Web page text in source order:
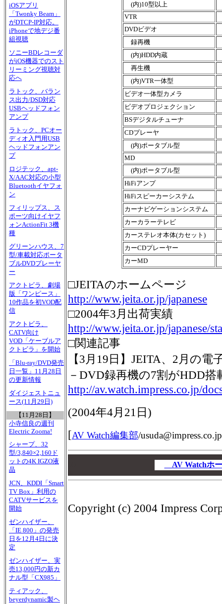
iOSアプリ
「Twonky Beam」
がDTCP-IP対応。
iPhoneで地デジ番
組視聴
ソニーBDレコーダ
がiOS機器でのスト
リーミング視聴対
応へ
ラトック、バラン
ス出力/DSD対応
USBヘッドフォン
アンプ
ラトック、PCオー
ディオ入門用USB
ヘッドフォンアン
プ
ロジテック、apt-
X/AAC対応の小型
Bluetoothイヤフォ
ン
フィリップス、ス
ポーツ向けイヤフ
ォンActionFit 3機
種
グリーンハウス、7
型/車載対応ポータ
ブルDVDプレーヤ
ー
アクトビラ、劇場
版「ワンピース」
10作品を初VOD配
信
アクトビラ、
CATV向け
VOD「ケーブルア
クトビラ」を開始
「Blu-ray/DVD発売
日一覧」11月28日
の更新情報
ダイジェストニュ
ース(11月29日)
【11月28日】
小寺信良の週刊
Electric Zooma!
シャープ、32
型/3,840×2,160ド
ットの4K IGZO液
晶
JCN、KDDI「Smart
TV Box」利用の
CATVサービスを
開始
ゼンハイザー、
「IE 800」の発売
日を12月4日に決
定
ゼンハイザー、実
売13,000円の新カ
ナル型「CX985」
ティアック、
beyerdynamic製ヘ
(内)10型以上
VTR
DVDビデオ
録再機
(内)HDD内蔵
再生機
(内)VTR一体型
ビデオ一体型カメラ
ビデオプロジェクション
BSデジタルチューナ
CDプレーヤ
(内)ポータブル型
MD
(内)ポータブル型
HiFiアンプ
HiFiスピーカーシステム
カーナビゲーションシステム
カーカラーテレビ
カーステレオ本体(カセット)
カーCDプレーヤー
カーMD
□JEITAのホームページ
http://www.jeita.or.jp/japanese
□2004年3月出荷実績
http://www.jeita.or.jp/japanese/
□関連記事
【3月19日】JEITA、2月の
－DVD録再機の7割がHDD搭
http://av.watch.impress.co.jp/
(2004年4月21日)
[AV Watch編集部/usuda@impress.co.jp
AV Watchホ
Copyright (c) 2004 Impress